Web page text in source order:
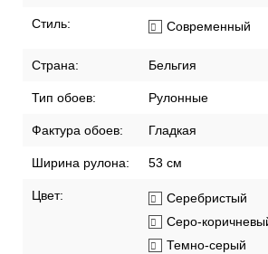
Стиль: Современный
Страна: Бельгия
Тип обоев: Рулонные
Фактура обоев: Гладкая
Ширина рулона: 53 см
Цвет:
Серебристый
Серо-
Темно-серый